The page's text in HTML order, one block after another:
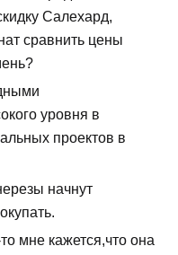
Салехард,
сравнить цены
уровня в
проектов в
начнут
мне кажется,что она